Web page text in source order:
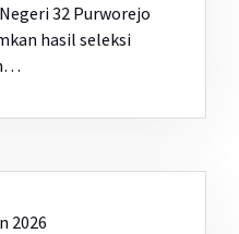
32 Purworejo
hasil seleksi
2026